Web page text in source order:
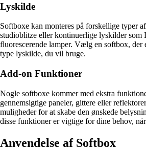
Lyskilde
Softboxe kan monteres på forskellige typer
studioblitze eller kontinuerlige lyskilder som
fluorescerende lamper. Vælg en softbox, der
type lyskilde, du vil bruge.
Add-on Funktioner
Nogle softboxe kommer med ekstra
gennemsigtige paneler, gittere eller
muligheder for at skabe den ønskede
disse funktioner er vigtige for dine behov,
Anvendelse af Softbox